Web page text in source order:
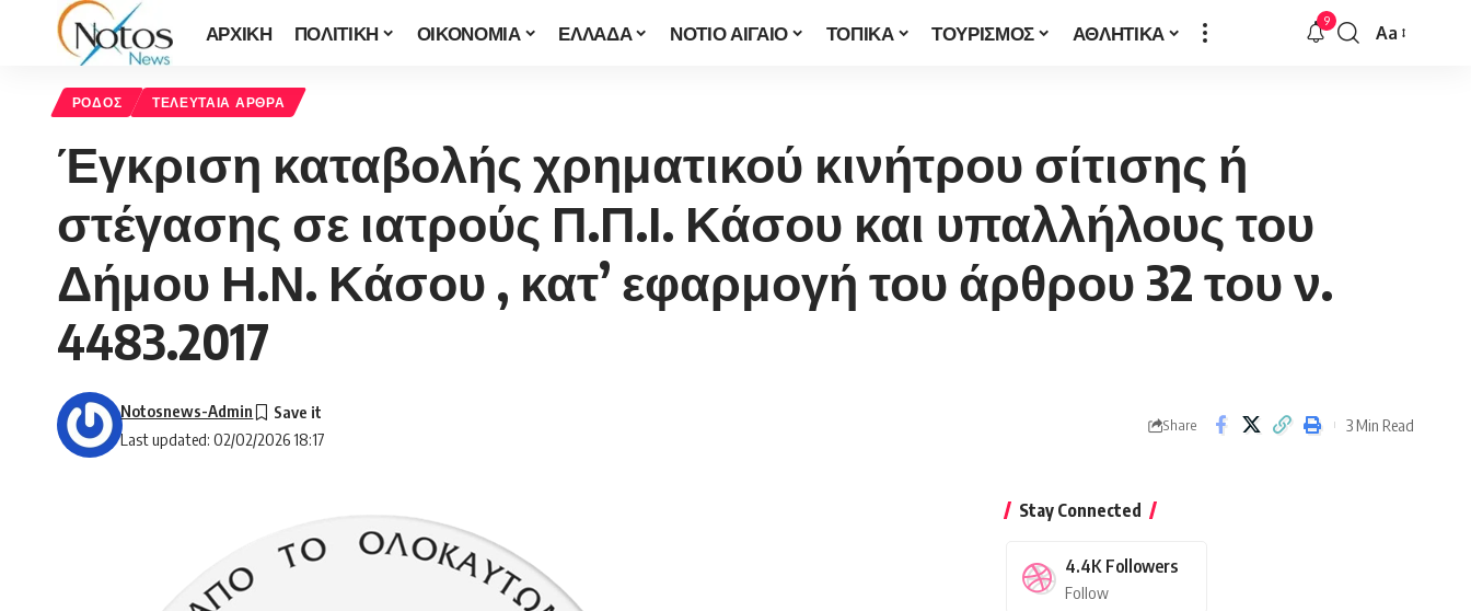
ΑΡΧΙΚΗ ΠΟΛΙΤΙΚΗ ΟΙΚΟΝΟΜΙΑ ΕΛΛΑΔΑ ΝΟΤΙΟ ΑΙΓΑΙΟ ΤΟΠΙΚΑ ΤΟΥΡΙΣΜΟΣ ΑΘΛΗΤΙΚΑ 9
Font
Aa
ΡΟΔΟΣ ΤΕΛΕΥΤΑΙΑ ΑΡΘΡΑ
Έγκριση καταβολής χρηματικού κινήτρου σίτισης ή
στέγασης σε ιατρούς Π.Π.Ι. Κάσου και υπαλλήλους του
Δήμου Η.Ν. Κάσου , κατ’ εφαρμογή του άρθρου 32 του ν.
4483.2017
Last updated: 02/02/2026 18:17
Notosnews-Admin
Share 3 Min Read
Stay Connected
4.4K Followers
Follow